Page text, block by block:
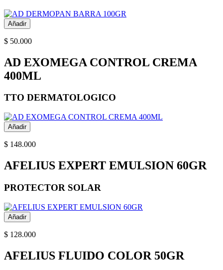
Añadir
$ 50.000
AD EXOMEGA CONTROL CREMA
400ML
TTO DERMATOLOGICO
Añadir
$ 148.000
AFELIUS EXPERT EMULSION 60GR
PROTECTOR SOLAR
Añadir
$ 128.000
AFELIUS FLUIDO COLOR 50GR